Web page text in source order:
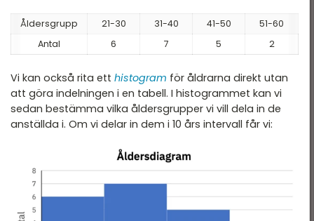
Åldersgrupp 21-30 31-40 41-50
51-60
Antal
6 7 5 2
Vi kan också rita ett histogram för åldrarna direkt utan
att göra indelningen i en tabell. I histogrammet kan vi
sedan bestämma vilka åldersgrupper vi vill dela in de
anställda i. Om vi delar in dem i 10 års intervall får vi: